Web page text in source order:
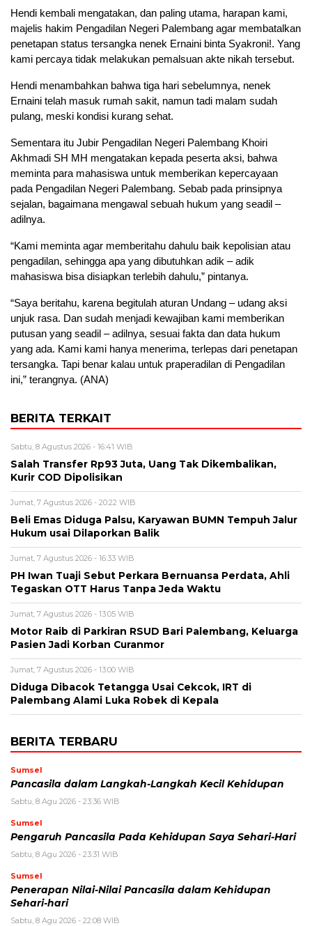
Hendi kembali mengatakan, dan paling utama, harapan kami,
majelis hakim Pengadilan Negeri Palembang agar membatalkan
penetapan status tersangka nenek Ernaini binta Syakroni!. Yang
kami percaya tidak melakukan pemalsuan akte nikah tersebut.
Hendi menambahkan bahwa tiga hari sebelumnya, nenek
Ernaini telah masuk rumah sakit, namun tadi malam sudah
pulang, meski kondisi kurang sehat.
Sementara itu Jubir Pengadilan Negeri Palembang Khoiri
Akhmadi SH MH mengatakan kepada peserta aksi, bahwa
meminta para mahasiswa untuk memberikan kepercayaan
pada Pengadilan Negeri Palembang. Sebab pada prinsipnya
sejalan, bagaimana mengawal sebuah hukum yang seadil –
adilnya.
“Kami meminta agar memberitahu dahulu baik kepolisian atau
pengadilan, sehingga apa yang dibutuhkan adik – adik
mahasiswa bisa disiapkan terlebih dahulu,” pintanya.
“Saya beritahu, karena begitulah aturan Undang – udang aksi
unjuk rasa. Dan sudah menjadi kewajiban kami memberikan
putusan yang seadil – adilnya, sesuai fakta dan data hukum
yang ada. Kami kami hanya menerima, terlepas dari penetapan
tersangka. Tapi benar kalau untuk praperadilan di Pengadilan
ini,” terangnya. (ANA)
BERITA TERKAIT
Sabtu, 8 Agustus 2026 - 16:41 WIB
Salah Transfer Rp93 Juta, Uang Tak Dikembalikan,
Kurir COD Dipolisikan
Jumat, 7 Agustus 2026 - 20:22 WIB
Beli Emas Diduga Palsu, Karyawan BUMN Tempuh Jalur
Hukum usai Dilaporkan Balik
Jumat, 7 Agustus 2026 - 16:33 WIB
PH Iwan Tuaji Sebut Perkara Bernuansa Perdata, Ahli
Tegaskan OTT Harus Tanpa Jeda Waktu
Jumat, 7 Agustus 2026 - 13:05 WIB
Motor Raib di Parkiran RSUD Bari Palembang, Keluarga
Pasien Jadi Korban Curanmor
Jumat, 7 Agustus 2026 - 13:00 WIB
Diduga Dibacok Tetangga Usai Cekcok, IRT di
Palembang Alami Luka Robek di Kepala
BERITA TERBARU
Sumsel
Pancasila dalam Langkah-Langkah Kecil Kehidupan
Sabtu, 8 Agu 2026 - 23:36 WIB
Sumsel
Pengaruh Pancasila Pada Kehidupan Saya Sehari-Hari
Sabtu, 8 Agu 2026 - 23:31 WIB
Sumsel
Penerapan Nilai-Nilai Pancasila dalam Kehidupan
Sehari-hari
Sabtu, 8 Agu 2026 - 22:08 WIB